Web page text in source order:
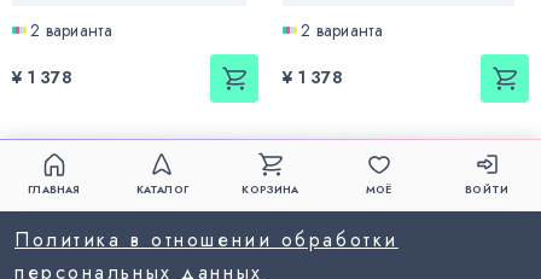
2 варианта
¥ 1 378
2 варианта
¥ 1 378
ГЛАВНАЯ КАТАЛОГ КОРЗИНА МОЁ ВОЙТИ
Политика в отношении обработки
персональных данных